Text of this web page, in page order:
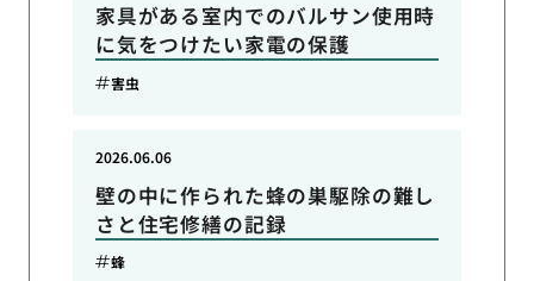
家具がある室内でのバルサン使用時
に気をつけたい家電の保護
害虫
壁の中に作られた蜂の巣駆除の難し
さと住宅修繕の記録
2026.06.06
蜂